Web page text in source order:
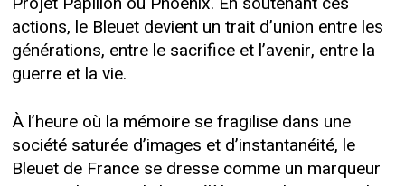
actions, le Bleuet devient un trait d’union entre les
générations, entre le sacrifice et l’avenir, entre la
guerre et la vie.
À l’heure où la mémoire se fragilise dans une
société saturée d’images et d’instantanéité, le
Bleuet de France se dresse comme un marqueur